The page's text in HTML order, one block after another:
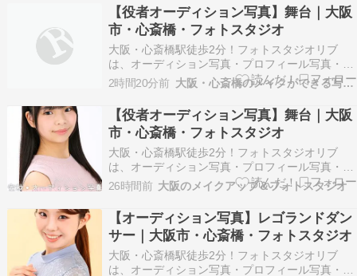
【役者オーディション写真】舞台｜大阪
市・心斎橋・フォトスタジオ
大阪・心斎橋駅徒歩2分！フォトスタジオリブ
は、オーディション写真・プロフィール写真・記
念写真やお見合い写真などナチュラルな大人の宣
材写真を得意とするフォトスタジオです。 ※以下
掲載のお写真はお客様に許可を得て掲載させてい
ただいております。 ※画像の転載はご遠慮くださ
い。 役者オー…
2時間20分前 大阪・心斎橋のメイクができる写真スタジオ
【役者オーディション写真】舞台｜大阪
市・心斎橋・フォトスタジオ
大阪・心斎橋駅徒歩2分！フォトスタジオリブ
は、オーディション写真・プロフィール写真・記
念写真やお見合い写真などナチュラルな大人の宣
材写真を得意とするフォトスタジオです。 ※以下
掲載のお写真はお客様に許可を得て掲載させてい
ただいております。 ※画像の転載はご遠慮くださ
い。 役者オー…
26時間前 大阪のメイクアップ＆フォトスタジオ
【オーディション写真】レゴランドダン
サー｜大阪市・心斎橋・フォトスタジオ
大阪・心斎橋駅徒歩2分！フォトスタジオリブ
は、オーディション写真・プロフィール写真・記